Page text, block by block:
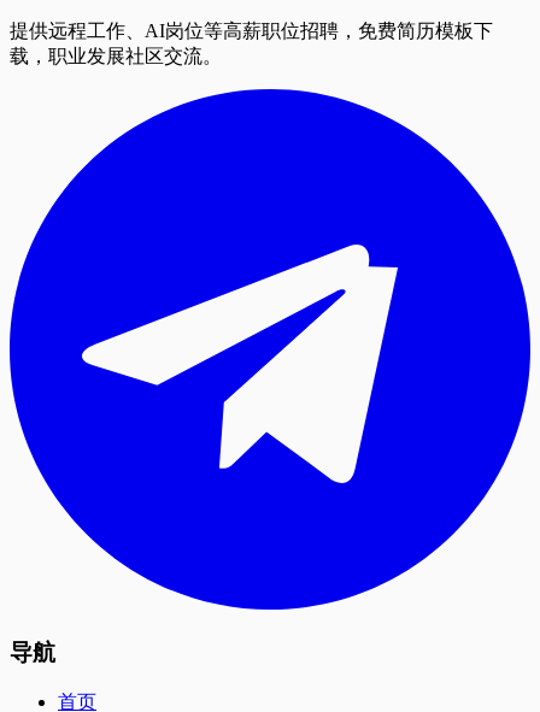
提供远程工作、AI岗位等高薪职位招聘，免费简历模板下
载，职业发展社区交流。
导航
首页